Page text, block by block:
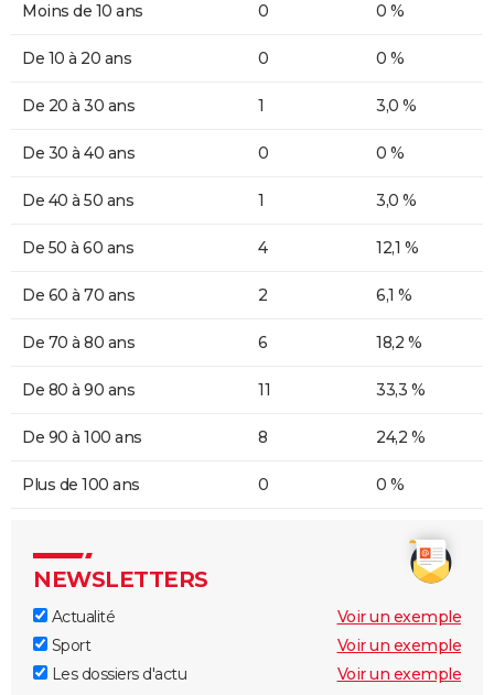
Moins de 10 ans 0 0 %
De 10 à 20 ans 0 0 %
De 20 à 30 ans 1 3,0 %
De 30 à 40 ans 0 0 %
De 40 à 50 ans 1 3,0 %
De 50 à 60 ans 4 12,1 %
De 60 à 70 ans 2 6,1 %
De 70 à 80 ans 6 18,2 %
De 80 à 90 ans 11 33,3 %
De 90 à 100 ans 8 24,2 %
Plus de 100 ans 0 0 %
NEWSLETTERS
Actualité
Voir un exemple
Sport
Voir un exemple
Les dossiers d'actu
Voir un exemple